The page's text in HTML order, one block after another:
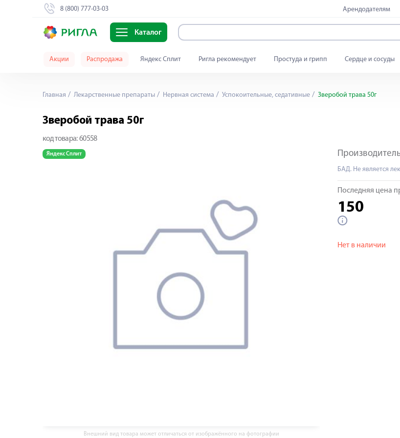
8 (800) 777-03-03 Арендодателям
Каталог
Акции Распродажа Яндекс Сплит Ригла рекомендует Простуда и грипп Сердце и сосуды
Главная Лекарственные препараты Нервная система Успокоительные, седативные Зверобой трава 50г
Зверобой трава 50г
код товара: 60558
Яндекс Сплит
Внешний вид товара может отличаться от изображённого на фотографии
БАД. Не является
Последняя цена
150
Нет в наличии